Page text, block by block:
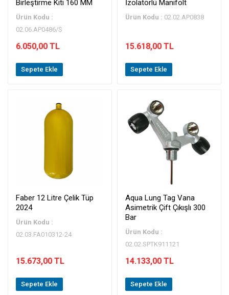
Birleştirme Kiti 160 MM
Ürün Kodu :
02.06.AP0486/S
6.050,00 TL
Sepete Ekle
İzolatörlü Manifolt
Ürün Kodu : 02.02.AP0838
15.618,00 TL
Sepete Ekle
Faber 12 Litre Çelik Tüp
2024
Ürün Kodu :
02.03.FA010312-24
15.673,00 TL
Sepete Ekle
Aqua Lung Tag Vana
Asimetrik Çift Çıkışlı 300
Bar
Ürün Kodu :
02.02.SPTK911121
14.133,00 TL
Sepete Ekle